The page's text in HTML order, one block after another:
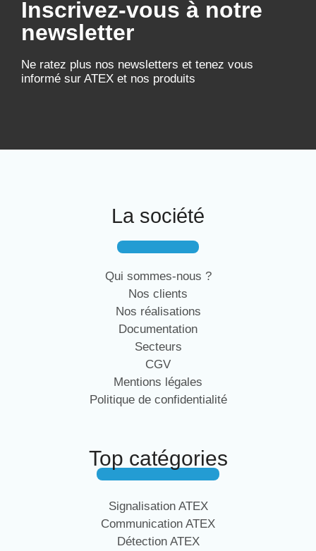
Inscrivez-vous à notre
newsletter
Ne ratez plus nos newsletters et tenez vous
informé sur ATEX et nos produits
La société
Qui sommes-nous ?
Nos clients
Nos réalisations
Documentation
Secteurs
CGV
Mentions légales
Politique de confidentialité
Top catégories
Signalisation ATEX
Communication ATEX
Détection ATEX